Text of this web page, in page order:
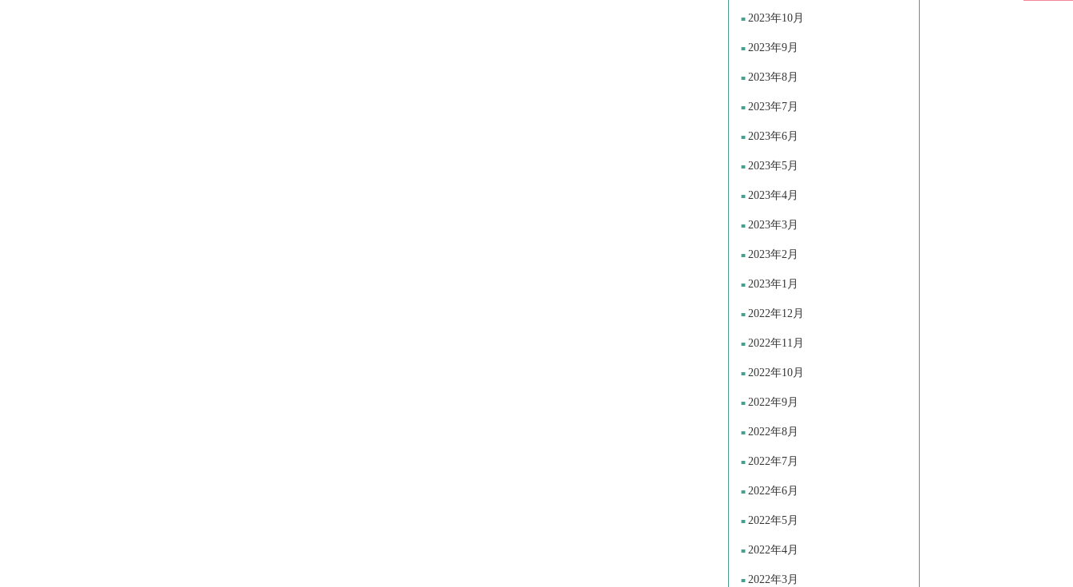
2023年10月
2023年9月
2023年8月
2023年7月
2023年6月
2023年5月
2023年4月
2023年3月
2023年2月
2023年1月
2022年12月
2022年11月
2022年10月
2022年9月
2022年8月
2022年7月
2022年6月
2022年5月
2022年4月
2022年3月